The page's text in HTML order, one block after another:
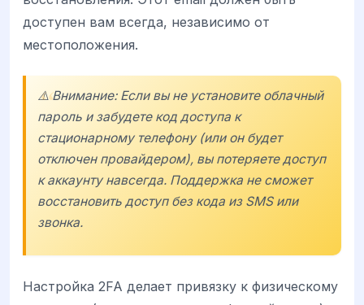
доступен вам всегда, независимо от
местоположения.
⚠️ Внимание: Если вы не установите облачный
пароль и забудете код доступа к
стационарному телефону (или он будет
отключен провайдером), вы потеряете доступ
к аккаунту навсегда. Поддержка не сможет
восстановить доступ без кода из SMS или
звонка.
Настройка 2FA делает привязку к физическому